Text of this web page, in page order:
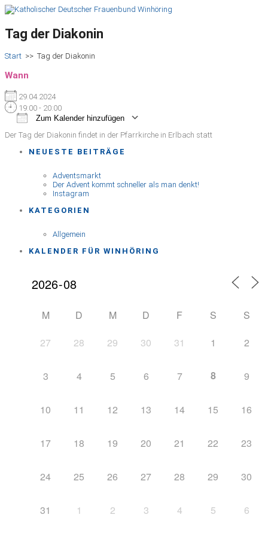
Tag der Diakonin
Start >> Tag der Diakonin
Wann
29.04.2024
19:00 - 20:00
Zum Kalender hinzufügen
ICS herunterladen
Google Kalender
iCalendarOffice 365Outlook Live
Der Tag der Diakonin findet in der Pfarrkirche in Erlbach statt
NEUESTE BEITRÄGE
Adventsmarkt
Der Advent kommt schneller als man denkt!
Instagram
KATEGORIEN
Allgemein
KALENDER FÜR WINHÖRING
M D M D F S
S
27
28 29 30 31 1 2
3 4 5 6 7 8 9
10 11 12 13 14 15 16
17 18 19 20 21 22 23
24 25 26 27 28 29 30
31 1 2 3 4 5 6